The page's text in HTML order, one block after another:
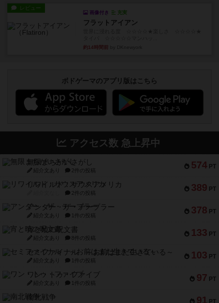
レビュー
画像付き 充実
フラットアイアン
約14時間前
ボドゲーマのアプリ版はこちら
アクセス数 急上昇中
574 PT
無限まちがいさがし
紹介文あり 2件の投稿
389 PT
リワイルド：サウスアメリカ
2件の投稿
378 PT
アンダー・ザ・テーブラー
紹介文あり 1件の投稿
133 PT
宵と暁の呪文書
紹介文あり 8件の投稿
103 PT
セミファイナル ～お前はまだ生きている～
紹介文あり 1件の投稿
97 PT
ワン・トゥ・ファイブ
紹介文あり 1件の投稿
91 PT
南北戦争